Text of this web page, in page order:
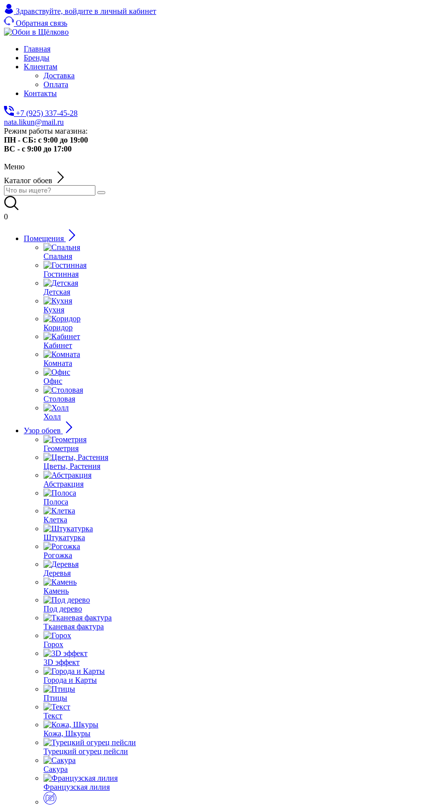
Здравствуйте, войдите в личный кабинет
Обратная связь
Главная
Бренды
Клиентам
Доставка
Оплата
Контакты
+7 (925) 337-45-28
nata.likun@mail.ru
Режим работы магазина:
ПН - СБ: с 9:00 до 19:00
ВС - с 9:00 до 17:00
Меню
Каталог обоев
0
Помещения
Спальня
Гостинная
Детская
Кухня
Коридор
Кабинет
Комната
Офис
Столовая
Холл
Узор обоев
Геометрия
Цветы, Растения
Абстракция
Полоса
Клетка
Штукатурка
Рогожка
Деревья
Камень
Под дерево
Тканевая фактура
Горох
3D эффект
Города и Карты
Птицы
Текст
Кожа, Шкуры
Турецкий огурец пейсли
Сакура
Французская лилия